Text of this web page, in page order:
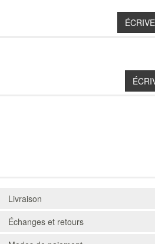
Livraison
Échanges et retours